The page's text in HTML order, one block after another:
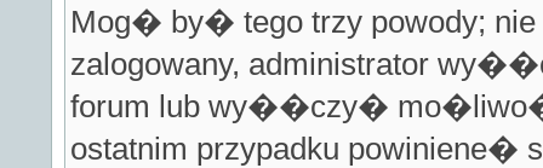
Mog� by� tego trzy powody;
zalogowany, administrator
forum lub wy��czy�
ostatnim przypadku